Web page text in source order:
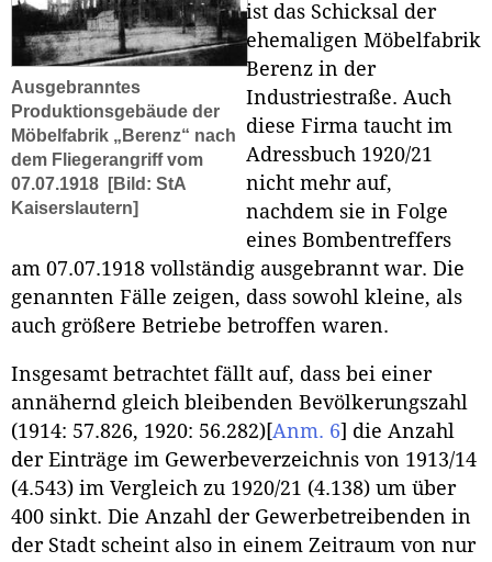
Ausgebranntes
Produktionsgebäude der
Möbelfabrik „Berenz“ nach
dem Fliegerangriff vom
07.07.1918
[Bild: StA
Kaiserslautern]
ist das Schicksal der
ehemaligen Möbelfabrik
Berenz in der
Industriestraße. Auch
diese Firma taucht im
Adressbuch 1920/21
nicht mehr auf,
nachdem sie in Folge
eines Bombentreffers
am 07.07.1918 vollständig ausgebrannt war. Die
genannten Fälle zeigen, dass sowohl kleine, als
auch größere Betriebe betroffen waren.
Insgesamt betrachtet fällt auf, dass bei einer
annähernd gleich bleibenden Bevölkerungszahl
(1914: 57.826, 1920: 56.282)[Anm. 6] die Anzahl
der Einträge im Gewerbeverzeichnis von 1913/14
(4.543) im Vergleich zu 1920/21 (4.138) um über
400 sinkt. Die Anzahl der Gewerbetreibenden in
der Stadt scheint also in einem Zeitraum von nur